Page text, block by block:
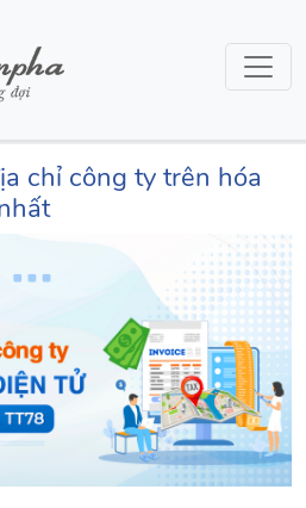
chỉ công ty trên hóa